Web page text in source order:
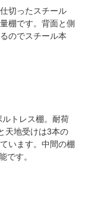
切ったスチール
棚です。背面と側
のでスチール本
トレス棚。 耐荷
天地受けは3本の
います。中間の棚
です。